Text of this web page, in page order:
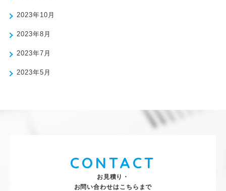
2023年10月
2023年8月
2023年7月
2023年5月
CONTACT
お見積り・
お問い合わせはこちらまで